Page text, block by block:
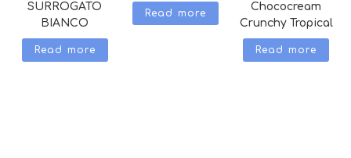
SURROGATO
BIANCO
Read more
Read more
Chococream
Crunchy Tropical
Read more